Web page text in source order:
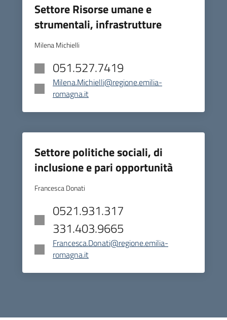
Settore Risorse umane e
strumentali, infrastrutture
Milena Michielli
051.527.7419
Milena.Michielli@regione.emilia-
romagna.it
Settore politiche sociali, di
inclusione e pari opportunità
Francesca Donati
0521.931.317
331.403.9665
Francesca.Donati@regione.emilia-
romagna.it